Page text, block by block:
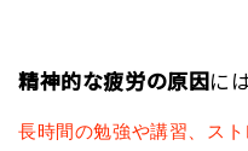
精神的な疲労の原因に
長時間の勉強や講習、ス